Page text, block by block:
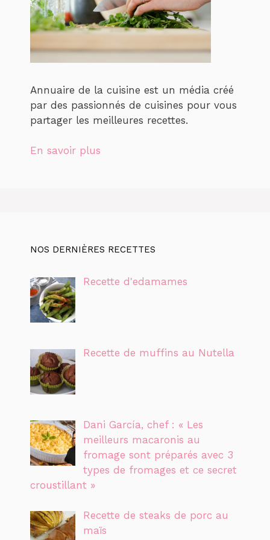
Annuaire de la cuisine est un média créé
par des passionnés de cuisines pour vous
partager les meilleures recettes.
En savoir plus
NOS DERNIÈRES RECETTES
Recette d'edamames
Recette de muffins au Nutella
Dani García, chef : « Les
meilleurs macaronis au
fromage sont préparés avec 3
types de fromages et ce secret
croustillant »
Recette de steaks de porc au
maïs